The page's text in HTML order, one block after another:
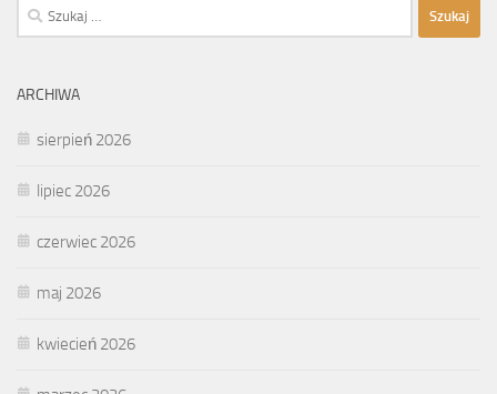
Szukaj:
ARCHIWA
sierpień 2026
lipiec 2026
czerwiec 2026
maj 2026
kwiecień 2026